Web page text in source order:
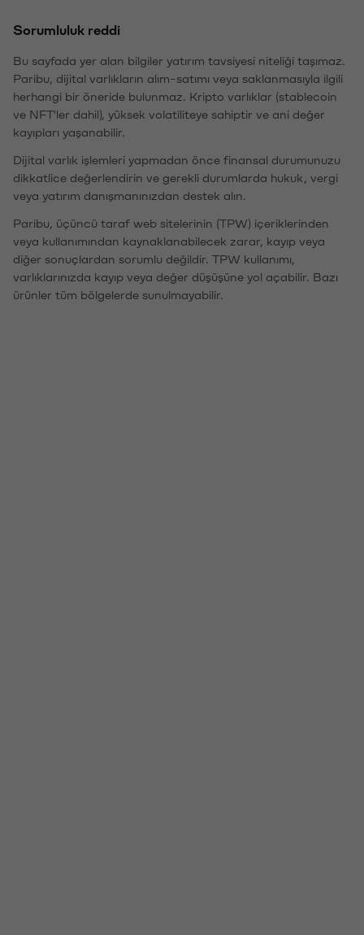
Sorumluluk reddi
Bu sayfada yer alan bilgiler yatırım tavsiyesi niteliği taşımaz.
Paribu, dijital varlıkların alım-satımı veya saklanmasıyla ilgili
herhangi bir öneride bulunmaz. Kripto varlıklar (stablecoin
ve NFT'ler dahil), yüksek volatiliteye sahiptir ve ani değer
kayıpları yaşanabilir.
Dijital varlık işlemleri yapmadan önce finansal durumunuzu
dikkatlice değerlendirin ve gerekli durumlarda hukuk, vergi
veya yatırım danışmanınızdan destek alın.
Paribu, üçüncü taraf web sitelerinin (TPW) içeriklerinden
veya kullanımından kaynaklanabilecek zarar, kayıp veya
diğer sonuçlardan sorumlu değildir. TPW kullanımı,
varlıklarınızda kayıp veya değer düşüşüne yol açabilir. Bazı
ürünler tüm bölgelerde sunulmayabilir.